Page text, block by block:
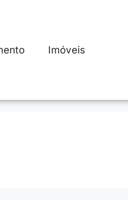
Imóveis